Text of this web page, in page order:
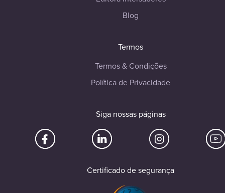
Blog
Termos
Termos & Condições
Política de Privacidade
Siga nossas páginas
Certificado de segurança